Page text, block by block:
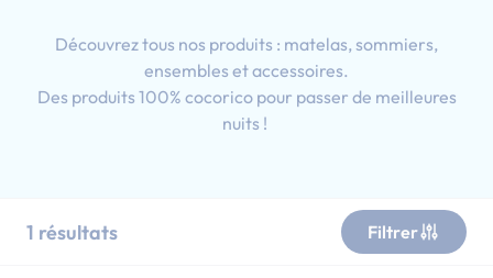
Découvrez tous nos produits : matelas, sommiers,
ensembles et accessoires.
Des produits 100% cocorico pour passer de meilleures
nuits !
1 résultats Filtrer